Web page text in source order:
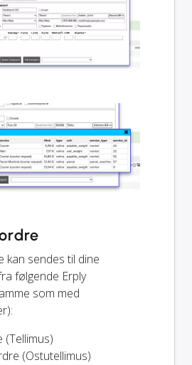
sendes til dine
følgende Erply
som med
(Tellimus)
(Ostutellimus)